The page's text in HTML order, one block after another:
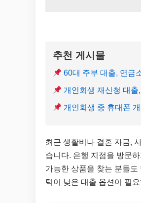
추천 게시물
60대 주부 대출, 연금
개인회생 재신청 대출
개인회생 중 휴대폰
최근 생활비나 결혼 자금,
습니다. 은행 지점을 방문
가능한 상품을 찾는 분들
턱이 낮은 대출 옵션이 필